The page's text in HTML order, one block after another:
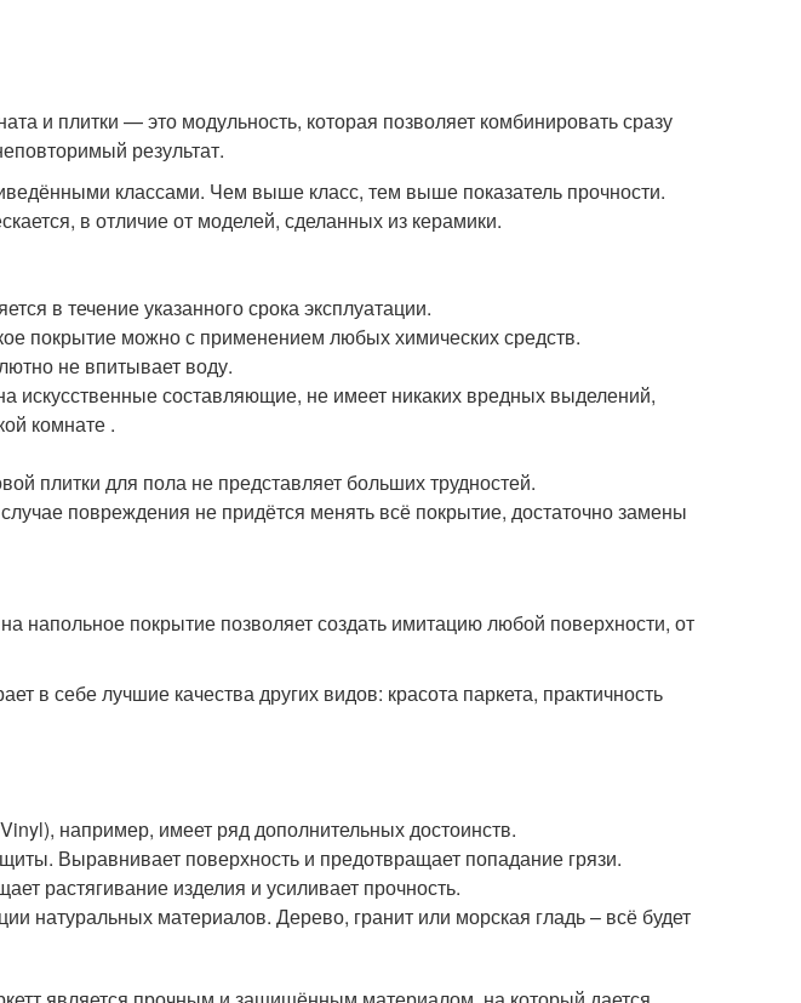
и плитки — это модульность, которая позволяет комбинировать сразу
результат.
классами. Чем выше класс, тем выше показатель прочности.
в отличие от моделей, сделанных из керамики.
в течение указанного срока эксплуатации.
покрытие можно с применением любых химических средств.
не впитывает воду.
искусственные составляющие, не имеет никаких вредных выделений,
комнате .
плитки для пола не представляет больших трудностей.
повреждения не придётся менять всё покрытие, достаточно замены
напольное покрытие позволяет создать имитацию любой поверхности, от
в себе лучшие качества других видов: красота паркета, практичность
например, имеет ряд дополнительных достоинств.
Выравнивает поверхность и предотвращает попадание грязи.
растягивание изделия и усиливает прочность.
натуральных материалов. Дерево, гранит или морская гладь – всё будет